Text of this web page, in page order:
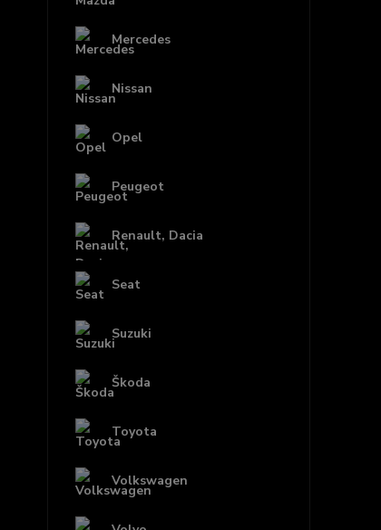
Mercedes
Nissan
Opel
Peugeot
Renault, Dacia
Seat
Suzuki
Škoda
Toyota
Volkswagen